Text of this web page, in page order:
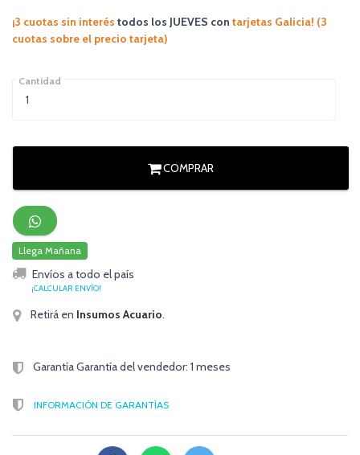
¡3 cuotas sin interés todos los JUEVES con tarjetas Galicia! (3
cuotas sobre el precio tarjeta)
Cantidad
COMPRAR
Llega Mañana
Envíos a todo el país
¡CALCULAR ENVÍO!
Retirá en Insumos Acuario.
Garantía Garantía del vendedor: 1 meses
INFORMACIÓN DE GARANTÍAS